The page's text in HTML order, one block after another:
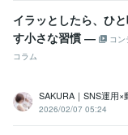
感謝をブログでお伝え
資格・検定
秘書技能検定2級
アロマテラピー検定1級
国内旅行業務取扱管理者
実用英語技能検定2級
イラッとしたら、ひ
す小さな習慣 ―
コン
コラム
SAKURA｜SNS運用×
2026/02/07 05:24